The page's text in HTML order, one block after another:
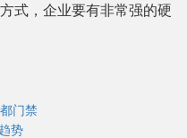
式，企业要有非常强的硬
门禁
势